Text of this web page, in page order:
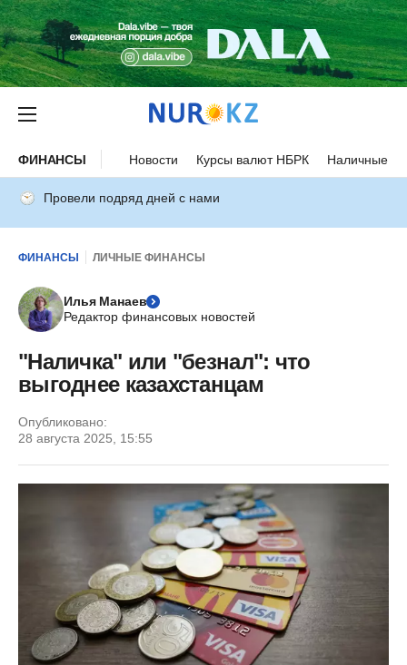
ФИНАНСЫ Новости Курсы валют НБРК Наличные
Провели подряд дней с нами
ФИНАНСЫ ЛИЧНЫЕ ФИНАНСЫ
Илья Манаев
Редактор финансовых новостей
"Наличка" или "безнал": что
выгоднее казахстанцам
Опубликовано:
28 августа 2025, 15:55